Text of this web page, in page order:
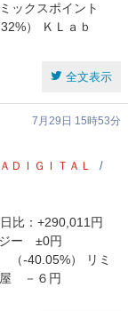
ックスポイント
） ＫＬａｂ
全文表示
7月29日 15時53分
ＤＩＧＩＴＡＬ
比：+290,011円
ナジー ±0円
（-40.05%） リミ
屋 －６円